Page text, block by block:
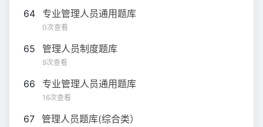
64 专业管理人员通用题库
0次查看
65 管理人员制度题库
9次查看
66 专业管理人员通用题库
16次查看
67 管理人员题库(综合类）